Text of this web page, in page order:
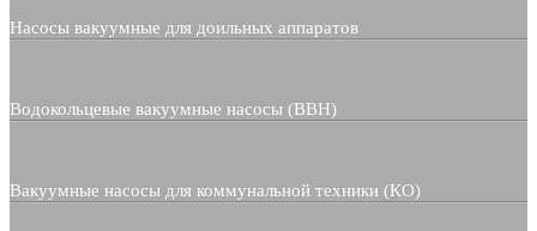
Насосы вакуумные для доильных аппаратов
Водокольцевые вакуумные насосы (ВВН)
Вакуумные насосы для коммунальной техники (КО)